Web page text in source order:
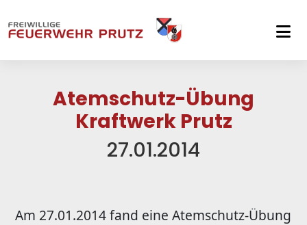
Atemschutz-Übung
Kraftwerk Prutz
27.01.2014
Am 27.01.2014 fand eine Atemschutz-Übung